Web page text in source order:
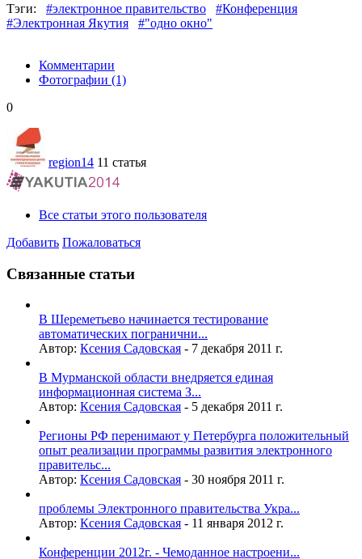
Тэги: #электронное правительство
#Конференция
#Электронная Якутия
#"одно окно"
Комментарии
Фотографии (1)
0
region14 11 статья
Все статьи этого пользователя
Добавить Пожаловаться
Связанные статьи
В Шереметьево начинается тестирование
автоматических погранични...
Автор: Ксения Садовская - 7 декабря 2011 г.
В Мурманской области внедряется единая
информационная система З...
Автор: Ксения Садовская - 5 декабря 2011 г.
Регионы РФ перенимают у Петербурга положительный
опыт реализации программы развития электронного
правительс...
Автор: Ксения Садовская - 30 ноября 2011 г.
проблемы Электронного правительства Укра...
Автор: Ксения Садовская - 11 января 2012 г.
Конференции 2012г. - Чемоданное настроени...